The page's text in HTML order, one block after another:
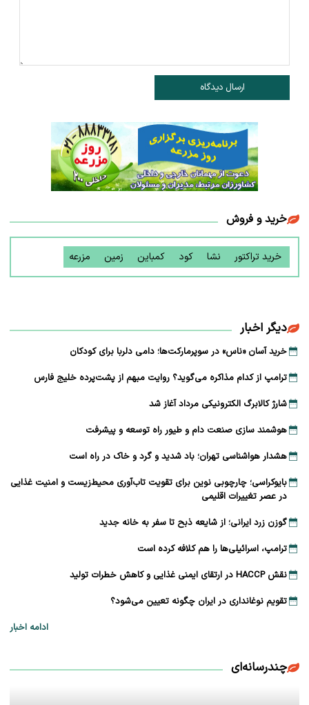
ارسال دیدگاه
خرید و فروش
خرید تراکتور نشا کود کمباین زمین مزرعه
دیگر اخبار
خرید آسان «ناس» در سوپرمارکت‌ها؛ دامی دلربا برای کودکان
ترامپ از کدام مذاکره می‌گوید؟ روایت مبهم از پشت‌پرده خلیج فارس
شارژ کالابرگ الکترونیکی مرداد آغاز شد
هوشمند سازی صنعت دام و طیور راه توسعه و پیشرفت
هشدار هواشناسی تهران؛ باد شدید و گرد و خاک در راه است
بایوکراسی؛ چارچوبی نوین برای تقویت تاب‌آوری محیط‌زیست و امنیت غذایی
در عصر تغییرات اقلیمی
گوزن زرد ایرانی؛ از شایعه ذبح تا سفر به خانه جدید
ترامپ، اسرائیلی‌ها را هم کلافه کرده است
نقش HACCP در ارتقای ایمنی غذایی و کاهش خطرات تولید
تقویم نوغانداری در ایران چگونه تعیین می‌شود؟
ادامه اخبار
چندرسانه‌ای